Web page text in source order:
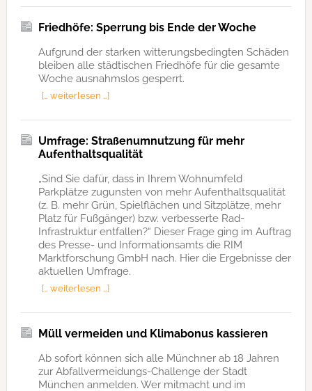
Friedhöfe: Sperrung bis Ende der Woche
Aufgrund der starken witterungsbedingten Schäden
bleiben alle städtischen Friedhöfe für die gesamte
Woche ausnahmslos gesperrt.
[… weiterlesen …]
Umfrage: Straßenumnutzung für mehr
Aufenthaltsqualität
„Sind Sie dafür, dass in Ihrem Wohnumfeld
Parkplätze zugunsten von mehr Aufenthaltsqualität
(z. B. mehr Grün, Spielflächen und Sitzplätze, mehr
Platz für Fußgänger) bzw. verbesserte Rad-
Infrastruktur entfallen?“ Dieser Frage ging im Auftrag
des Presse- und Informationsamts die RIM
Marktforschung GmbH nach. Hier die Ergebnisse der
aktuellen Umfrage.
[… weiterlesen …]
Müll vermeiden und Klimabonus kassieren
Ab sofort können sich alle Münchner ab 18 Jahren
zur Abfallvermeidungs-Challenge der Stadt
München anmelden. Wer mitmacht und im